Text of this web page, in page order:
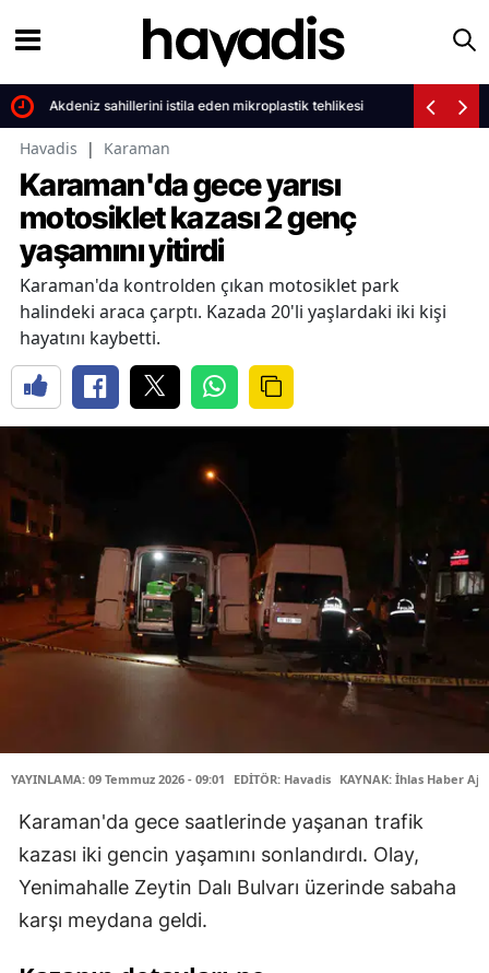
Akdeniz sahillerini istila eden mikroplastik tehlikesi
Havadis | Karaman
Karaman'da gece yarısı
motosiklet kazası 2 genç
yaşamını yitirdi
Karaman'da kontrolden çıkan motosiklet park
halindeki araca çarptı. Kazada 20'li yaşlardaki iki kişi
hayatını kaybetti.
YAYINLAMA: 09 Temmuz 2026 - 09:01 EDİTÖR: Havadis KAYNAK: İhlas Haber
Karaman'da gece saatlerinde yaşanan trafik
kazası iki gencin yaşamını sonlandırdı. Olay,
Yenimahalle Zeytin Dalı Bulvarı üzerinde sabaha
karşı meydana geldi.